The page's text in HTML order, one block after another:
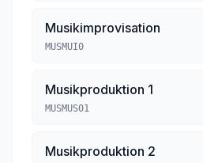
Musikimprovisation
MUSMUI0
Musikproduktion 1
MUSMUS01
Musikproduktion 2